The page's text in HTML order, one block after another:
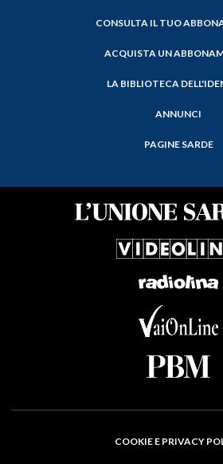
CONSULTA IL TUO
ACQUISTA UN
LA BIBLIOTECA
ANNUNCI
PAGINE SARDE
COOKIE E PRIVACY